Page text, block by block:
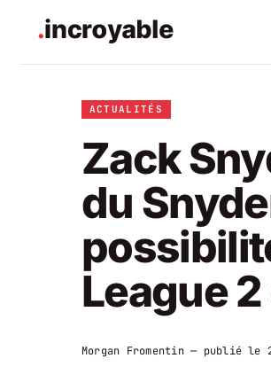
ACTUALITÉS
Zack
du
League
Morgan Fromentin— publié le